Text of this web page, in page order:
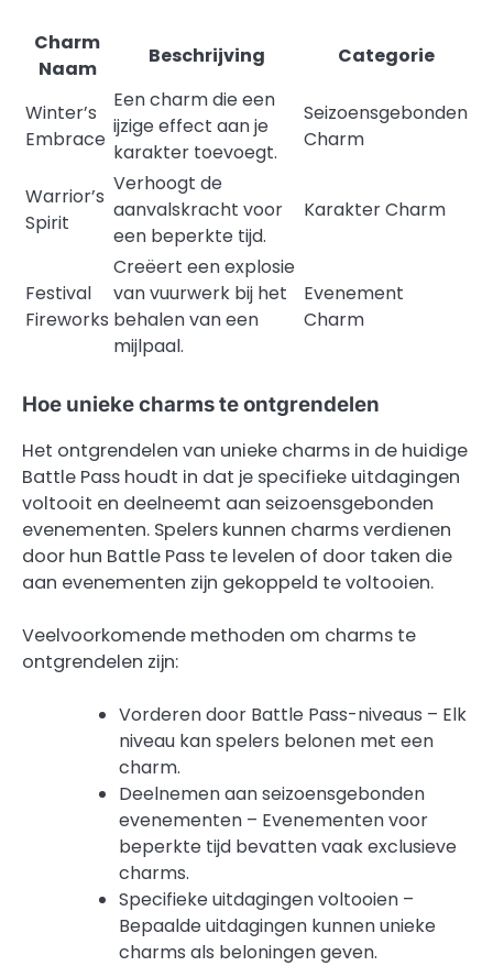
Charm
Naam
Beschrijving Categorie
Winter’s
Embrace
Een charm die een
ijzige effect aan je
karakter toevoegt.
Seizoensgebonden
Charm
Warrior’s
Spirit
Verhoogt de
aanvalskracht voor
een beperkte tijd.
Karakter Charm
Festival
Fireworks
Creëert een explosie
van vuurwerk bij het
behalen van een
mijlpaal.
Evenement
Charm
Hoe unieke charms te ontgrendelen
Het ontgrendelen van unieke charms in de huidige
Battle Pass houdt in dat je specifieke uitdagingen
voltooit en deelneemt aan seizoensgebonden
evenementen. Spelers kunnen charms verdienen
door hun Battle Pass te levelen of door taken die
aan evenementen zijn gekoppeld te voltooien.
Veelvoorkomende methoden om charms te
ontgrendelen zijn:
Vorderen door Battle Pass-niveaus – Elk
niveau kan spelers belonen met een
charm.
Deelnemen aan seizoensgebonden
evenementen – Evenementen voor
beperkte tijd bevatten vaak exclusieve
charms.
Specifieke uitdagingen voltooien –
Bepaalde uitdagingen kunnen unieke
charms als beloningen geven.